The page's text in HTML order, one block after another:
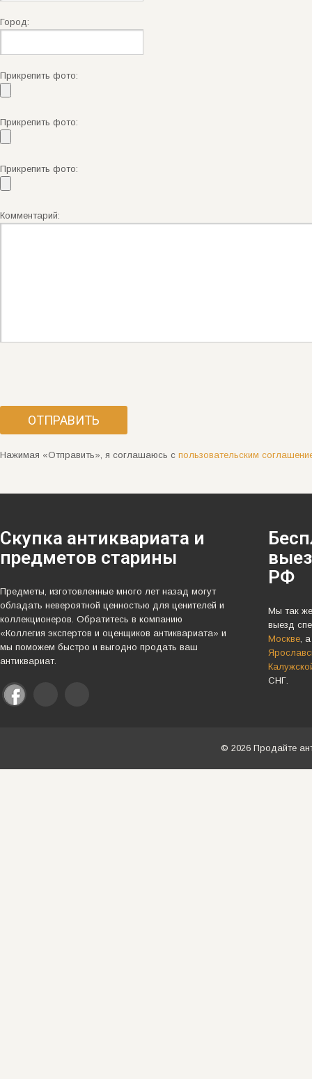
Город:
Прикрепить фото:
Прикрепить фото:
Прикрепить фото:
Комментарий:
Нажимая «Отправить», я соглашаюсь с пользовательским
Скупка антиквариата и
предметов старины
Предметы, изготовленные много лет назад могут
обладать невероятной ценностью для ценителей и
коллекционеров. Обратитесь в компанию
«Коллегия экспертов и оценщиков антиквариата» и
мы поможем быстро и выгодно продать ваш
антиквариат.
РФ
Мы так
выезд
Москве,
СНГ.
© 2026 Продайте